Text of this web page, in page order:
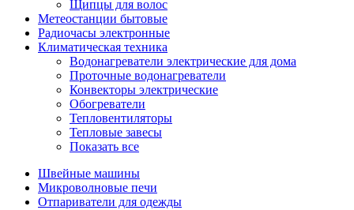
Щипцы для волос
Метеостанции бытовые
Радиочасы электронные
Климатическая техника
Водонагреватели электрические для дома
Проточные водонагреватели
Конвекторы электрические
Обогреватели
Тепловентиляторы
Тепловые завесы
Показать все
Швейные машины
Микроволновые печи
Отпариватели для одежды